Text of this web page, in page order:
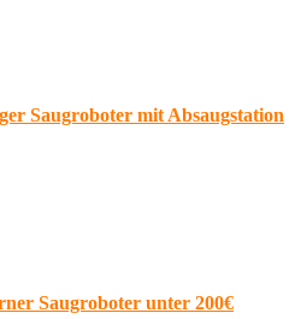
Saugroboter mit Absaugstation
Saugroboter unter 200€